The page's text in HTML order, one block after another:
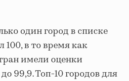
один город в списке
в то время как
имели оценки
99,9. Топ-10 городов для